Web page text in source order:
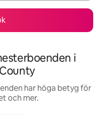
i
har höga betyg för
och mer.